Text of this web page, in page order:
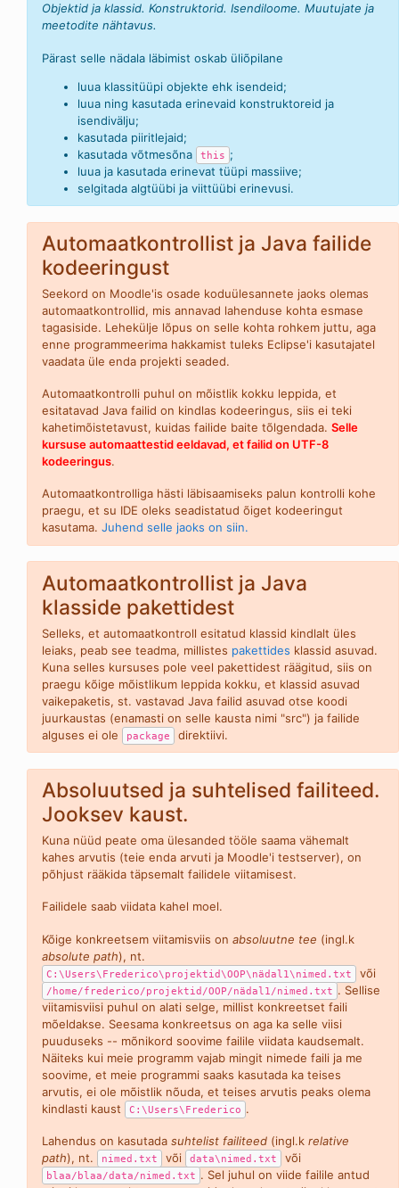
Objektid ja klassid. Konstruktorid. Isendiloome. Muutujate ja
meetodite nähtavus.
Pärast selle nädala läbimist oskab üliõpilane
luua klassitüüpi objekte ehk isendeid;
luua ning kasutada erinevaid konstruktoreid ja
isendivälju;
kasutada piiritlejaid;
kasutada võtmesõna
this ;
luua ja kasutada erinevat tüüpi massiive;
selgitada algtüübi ja viittüübi erinevusi.
Automaatkontrollist ja Java failide
kodeeringust
Seekord on Moodle'is osade koduülesannete jaoks olemas
automaatkontrollid, mis annavad lahenduse kohta esmase
tagasiside. Lehekülje lõpus on selle kohta rohkem juttu, aga
enne programmeerima hakkamist tuleks Eclipse'i kasutajatel
vaadata üle enda projekti seaded.
Automaatkontrolli puhul on mõistlik kokku leppida, et
esitatavad Java failid on kindlas kodeeringus, siis ei teki
kahetimõistetavust, kuidas failide baite tõlgendada.Selle
kursuse automaattestid eeldavad, et failid on UTF-8
kodeeringus.
Automaatkontrolliga hästi läbisaamiseks palun kontrolli kohe
praegu, et su IDE oleks seadistatud õiget kodeeringut
kasutama.Juhend selle jaoks on siin.
Automaatkontrollist ja Java
klasside pakettidest
Selleks, et automaatkontroll esitatud klassid kindlalt üles
leiaks, peab see teadma, millistes pakettides klassid asuvad.
Kuna selles kursuses pole veel pakettidest räägitud, siis on
praegu kõige mõistlikum leppida kokku, et klassid asuvad
vaikepaketis, st. vastavad Java failid asuvad otse koodi
juurkaustas (enamasti on selle kausta nimi "src") ja failide
alguses ei ole
package direktiivi.
Absoluutsed ja suhtelised failiteed.
Jooksev kaust.
Kuna nüüd peate oma ülesanded tööle saama vähemalt
kahes arvutis (teie enda arvuti ja Moodle'i testserver), on
põhjust rääkida täpsemalt failidele viitamisest.
Failidele saab viidata kahel moel.
Kõige konkreetsem viitamisviis onabsoluutne tee (ingl.k
absolute path), nt.
C:\Users\Frederico\projektid\OOP\nädal1\nimed.txt või
/home/frederico/projektid/OOP/nädal1/nimed.txt . Sellise
viitamisviisi puhul on alati selge, millist konkreetset faili
mõeldakse. Seesama konkreetsus on aga ka selle viisi
puuduseks -- mõnikord soovime failile viidata kaudsemalt.
Näiteks kui meie programm vajab mingit nimede faili ja me
soovime, et meie programmi saaks kasutada ka teises
arvutis, ei ole mõistlik nõuda, et teises arvutis peaks olema
kindlasti kaust
C:\Users\Frederico .
Lahendus on kasutadasuhtelist failiteed (ingl.krelative
path), nt. nimed.txt või data\nimed.txt või
blaa/blaa/data/nimed.txt . Sel juhul on viide failile antud